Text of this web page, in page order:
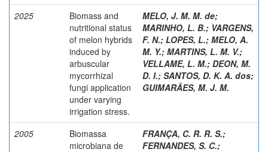
2025
Biomass and
nutritional status
of melon hybrids
induced by
arbuscular
mycorrhizal
fungi application
under varying
irrigation stress.
MELO, J. M. M. de;
MARINHO, L. B.; VARGENS,
F. N.; LOPES, L.; MELO, A.
M. Y.; MARTINS, L. M. V.;
VELLAME, L. M.; DEON, M.
D. I.; SANTOS, D. K. A. dos;
GUIMARÃES, M. J. M.
2005
Biomassa
microbiana de
FRANÇA, C. R. R. S.;
FERNANDES, S. C.;